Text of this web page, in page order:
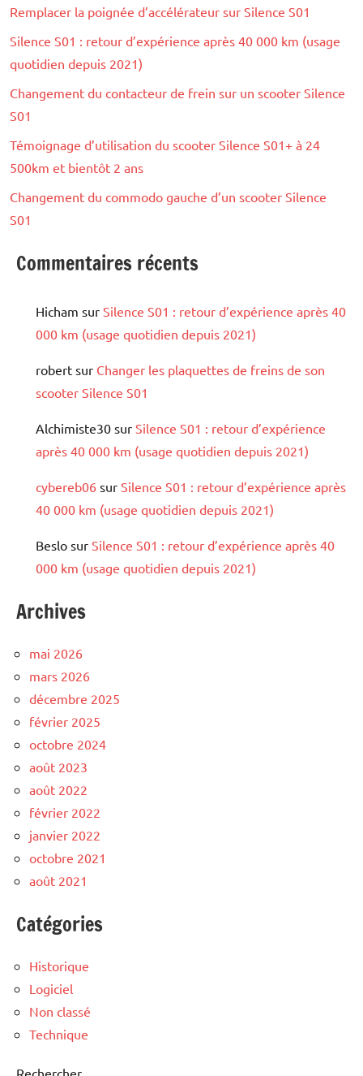
Remplacer la poignée d’accélérateur sur Silence S01
Silence S01 : retour d’expérience après 40 000 km (usage
quotidien depuis 2021)
Changement du contacteur de frein sur un scooter Silence
S01
Témoignage d’utilisation du scooter Silence S01+ à 24
500km et bientôt 2 ans
Changement du commodo gauche d’un scooter Silence
S01
Commentaires récents
Hicham sur Silence S01 : retour d’expérience après 40
000 km (usage quotidien depuis 2021)
robert sur Changer les plaquettes de freins de son
scooter Silence S01
Alchimiste30 sur Silence S01 : retour d’expérience
après 40 000 km (usage quotidien depuis 2021)
cybereb06 sur Silence S01 : retour d’expérience après
40 000 km (usage quotidien depuis 2021)
Beslo sur Silence S01 : retour d’expérience après 40
000 km (usage quotidien depuis 2021)
Archives
mai 2026
mars 2026
décembre 2025
février 2025
octobre 2024
août 2023
août 2022
février 2022
janvier 2022
octobre 2021
août 2021
Catégories
Historique
Logiciel
Non classé
Technique